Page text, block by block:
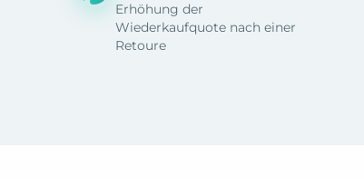
Erhöhung der
Wiederkaufquote nach einer
Retoure